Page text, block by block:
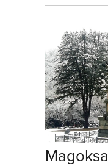
Magoksa